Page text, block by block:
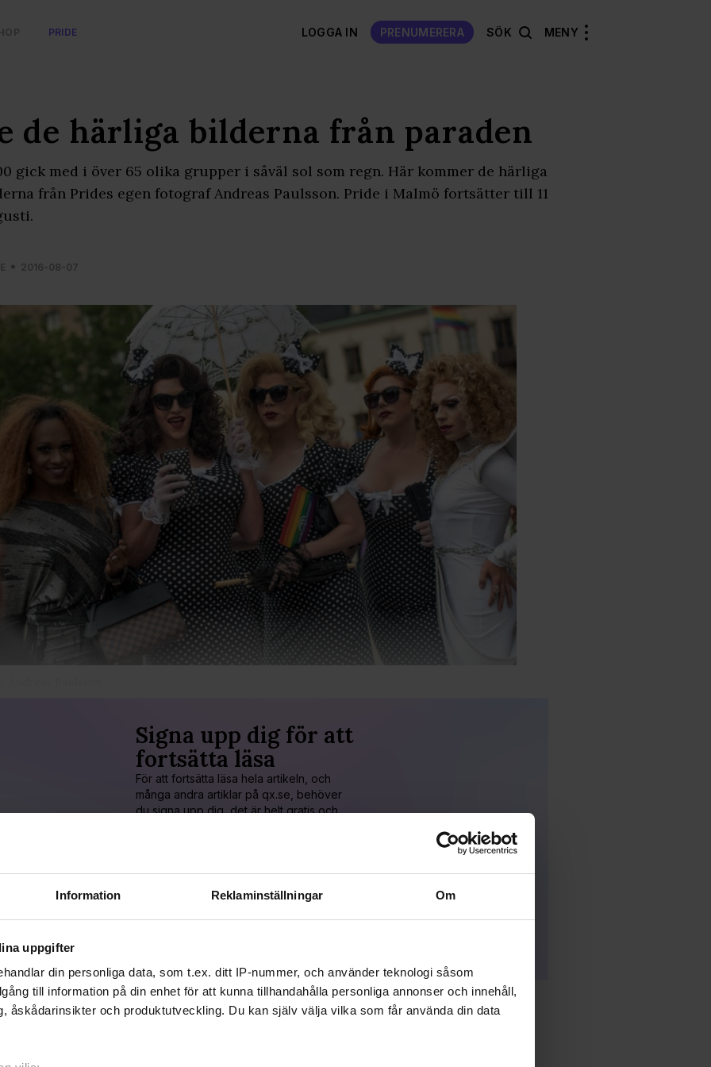
Information Reklaminställningar Om
uppgifter
din personliga data, som t.ex. ditt IP-nummer, och använder teknologi såsom
till information på din enhet för att kunna tillhandahålla personliga annonser och innehåll,
åskådarinsikter och produktutveckling. Du kan själv välja vilka som får använda din data
PRIDE LOGGA IN PRENUMERERA SÖK MENY
de härliga bilderna från paraden
gick med i över 65 olika grupper i såväl sol som regn. Här kommer de härliga
från Prides egen fotograf Andreas Paulsson. Pride i Malmö fortsätter till 11
2016-08-07
Signa upp dig för att
fortsätta läsa
För att fortsätta läsa hela artikeln, och
många andra artiklar på qx.se, behöver
du signa upp dig, det är helt gratis och
JA, JAG VILL LÄSA HELA ARTIKELN
2016-08-07